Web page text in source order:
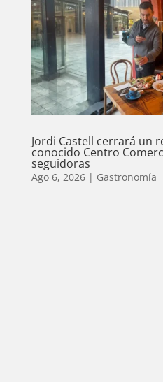
Jordi Castell cerrará un
conocido Centro
seguidoras
Ago 6, 2026| Gastronomía